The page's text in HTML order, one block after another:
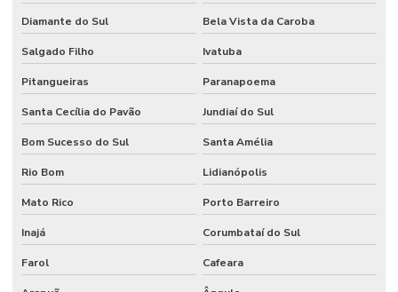
Diamante do Sul Bela Vista da Caroba
Salgado Filho Ivatuba
Pitangueiras Paranapoema
Santa Cecília do Pavão Jundiaí do Sul
Bom Sucesso do Sul Santa Amélia
Rio Bom Lidianópolis
Mato Rico Porto Barreiro
Inajá Corumbataí do Sul
Farol Cafeara